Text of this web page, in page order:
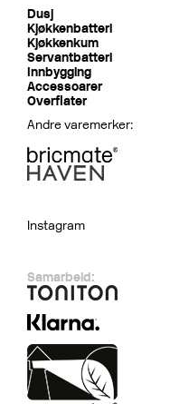
Dusj
Kjøkkenbatteri
Kjøkkenkum
Servantbatteri
Innbygging
Accessoarer
Overflater
Andre varemerker:
Samarbeid:
Instagram